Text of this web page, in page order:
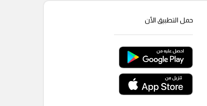
حمل التطبيق الأن